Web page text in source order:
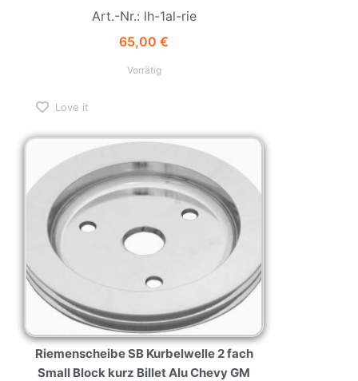
Art.-Nr.: lh-1al-rie
65,00 €
Vorrätig
Love it
Riemenscheibe SB Kurbelwelle 2 fach
Small Block kurz Billet Alu Chevy GM